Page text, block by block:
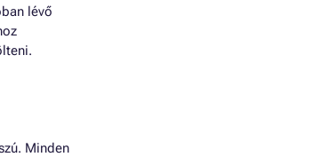
lévő
Minden